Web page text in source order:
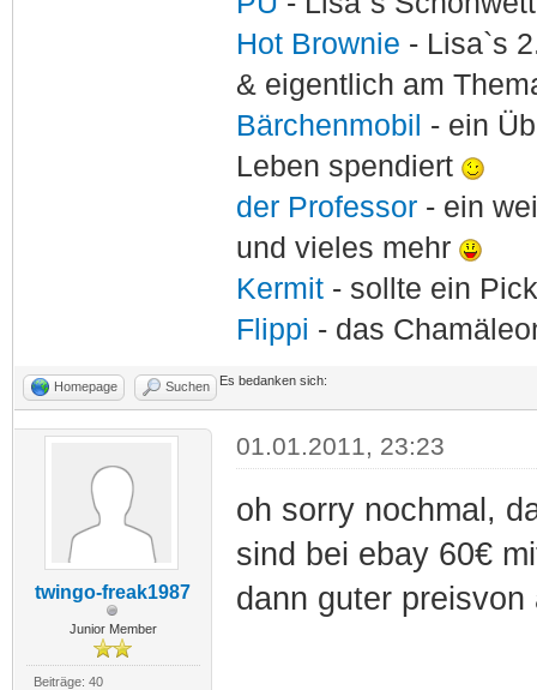
Hot Brownie - Lisa`s
& eigentlich am
Bärchenmobil - ein
Leben spendiert
der Professor - ein
und vieles mehr
Kermit- sollte ein
Flippi - das
Homepage Suchen Es bedanken sich:
twingo-freak1987
Junior Member
Beiträge: 40
01.01.2011, 23:23
oh sorry nochmal,
sind bei ebay 60€
dann guter